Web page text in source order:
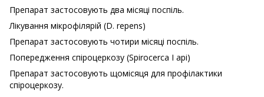
Препарат застосовують два місяці поспіль.
Лікування мікрофілярій (D. repens)
Препарат застосовують чотири місяці поспіль.
Попередження спіроцеркозу (Spirocerca І арі)
Препарат застосовують щомісяця для профілактики
спіроцеркозу.